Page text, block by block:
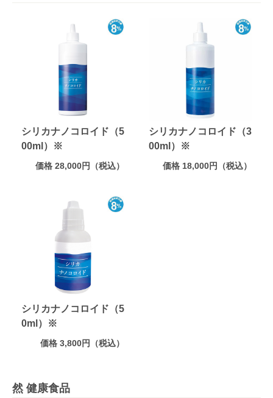
シリカナノコロイド（5
00ml）※
価格 28,000円（税込）
シリカナノコロイド（3
00ml）※
価格 18,000円（税込）
シリカナノコロイド（5
0ml）※
価格 3,800円（税込）
然 健康食品